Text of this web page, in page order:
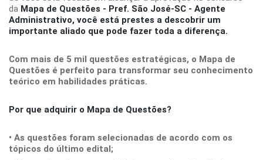
da Mapa de Questões - Pref. São José-SC - Agente
Administrativo, você está prestes a descobrir um
importante aliado que pode fazer toda a diferença.
Com mais de 5 mil questões estratégicas, o Mapa de
Questões é perfeito para transformar seu conhecimento
teórico em habilidades práticas.
Por que adquirir o Mapa de Questões?
• As questões foram selecionadas de acordo com os
tópicos do último edital;